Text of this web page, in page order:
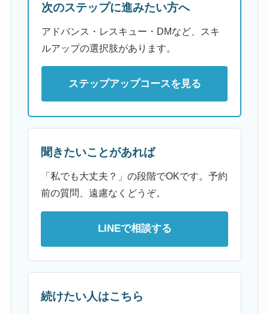
次のステップに進みたい方へ
アドバンス・レスキュー・DMなど、スキ
ルアップの選択肢があります。
ステップアップコースを見る
聞きたいことがあれば
「私でも大丈夫？」の段階でOKです。予約
前の質問、遠慮なくどうぞ。
LINEで相談する
続けたい人はこちら